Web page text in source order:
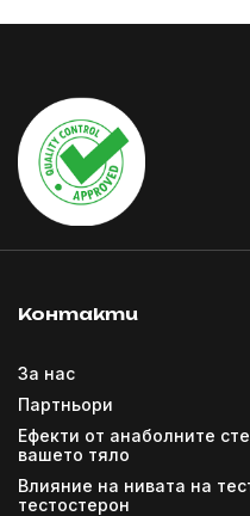
Контакти
За нас
Партньори
Ефекти от анаболните
вашето тяло
Влияние на нивата на
тестостерон